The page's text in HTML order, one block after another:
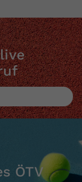
ÖTV